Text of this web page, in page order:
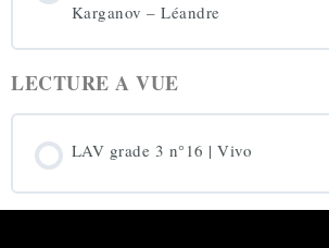
Karganov – Léandre
LECTURE A VUE
LAV grade 3 n°16 | Vivo